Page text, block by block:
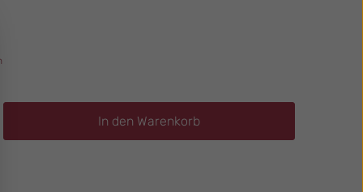
den gewünschten Wert ein oder
In den Warenkorb